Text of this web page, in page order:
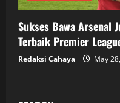
Sukses Bawa Arsenal
Terbaik Premier
Redaksi Cahaya May